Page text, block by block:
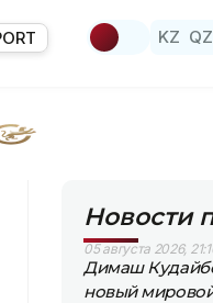
KZ QZ
Новости
05 августа 2026,
Димаш
новый мировой